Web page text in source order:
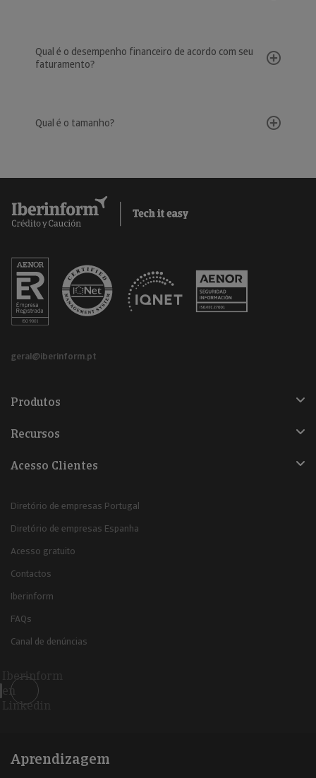
Qual é o desempenho financeiro de acordo com seu
faturamento?
Qual é o tamanho?
geral@iberinform.pt
Produtos
Recursos
Acesso Clientes
Diretório de empresas Portugal
Diretório de empresas Espanha
Acesso gratuito
Contactos
Iberinform
FAQs
Canal de denúncias
Iberinform
en
Linkedin
Aprendizagem